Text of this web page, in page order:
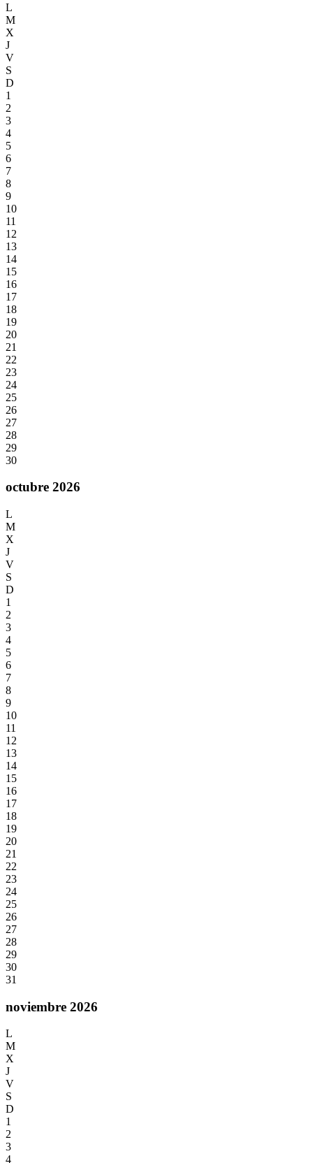
L
M
X
J
V
S
D
1
2
3
4
5
6
7
8
9
10
11
12
13
14
15
16
17
18
19
20
21
22
23
24
25
26
27
28
29
30
octubre 2026
L
M
X
J
V
S
D
1
2
3
4
5
6
7
8
9
10
11
12
13
14
15
16
17
18
19
20
21
22
23
24
25
26
27
28
29
30
31
noviembre 2026
L
M
X
J
V
S
D
1
2
3
4